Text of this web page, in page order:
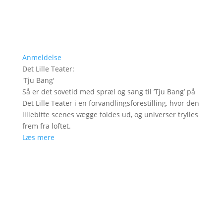
Anmeldelse
Det Lille Teater:
'Tju Bang'
Så er det sovetid med spræl og sang til ’Tju Bang’ på
Det Lille Teater i en forvandlingsforestilling, hvor den
lillebitte scenes vægge foldes ud, og universer trylles
frem fra loftet.
Læs mere